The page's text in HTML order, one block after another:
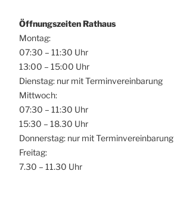
Öffnungszeiten Rathaus
Montag:
07:30 – 11:30 Uhr
13:00 – 15:00 Uhr
Dienstag: nur mit Terminvereinbarung
Mittwoch:
07:30 – 11:30 Uhr
15:30 – 18.30 Uhr
Donnerstag: nur mit Terminvereinbarung
Freitag:
7.30 – 11.30 Uhr